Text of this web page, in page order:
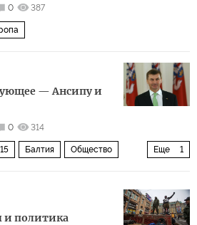
0 387
— Ансипу и
0 314
Еще 1
Балтия Общество
и политика